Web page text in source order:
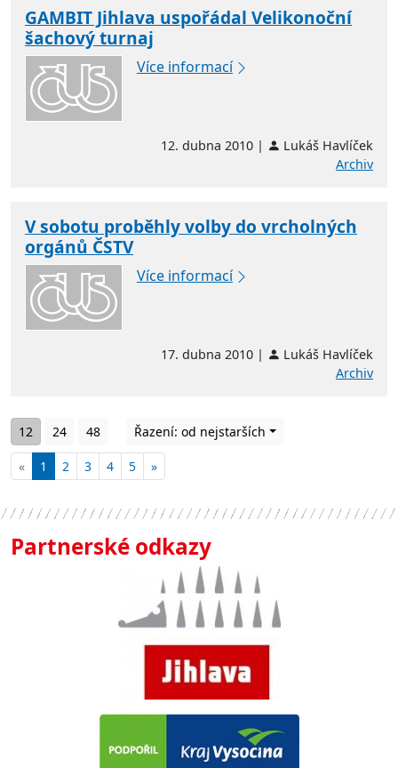
GAMBIT Jihlava uspořádal Velikonoční
šachový turnaj
Více informací
12. dubna 2010 |
Lukáš Havlíček
Archiv
V sobotu proběhly volby do vrcholných
orgánů ČSTV
Více informací
17. dubna 2010 |
Lukáš Havlíček
Archiv
12 24 48 Řazení: od nejstarších
« 1 2 3 4 5 »
Partnerské odkazy